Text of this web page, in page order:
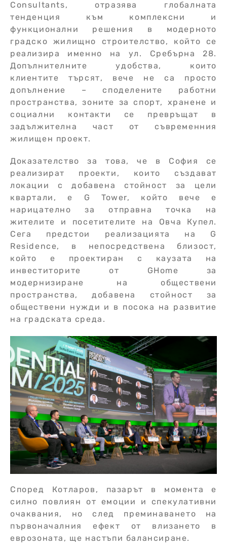
Consultants, отразява глобалната
тенденция към комплексни и
функционални решения в модерното
градско жилищно строителство, който се
реализира именно на ул. Сребърна 28.
Допълнителните удобства, които
клиентите търсят, вече не са просто
допълнение – споделените работни
пространства, зоните за спорт, хранене и
социални контакти се превръщат в
задължителна част от съвременния
жилищен проект.
Доказателство за това, че в София се
реализират проекти, които създават
локации с добавена стойност за цели
квартали, е G Tower, който вече е
нарицателно за отправна точка на
жителите и посетителите на Овча Купел.
Сега предстои реализацията на G
Residence, в непосредствена близост,
който е проектиран с каузата на
инвеститорите от GHome за
модернизиране на обществени
пространства, добавена стойност за
обществени нужди и в посока на развитие
на градската среда.
Според Котларов, пазарът в момента е
силно повлиян от емоции и спекулативни
очаквания, но след преминаването на
първоначалния ефект от влизането в
еврозоната, ще настъпи балансиране.